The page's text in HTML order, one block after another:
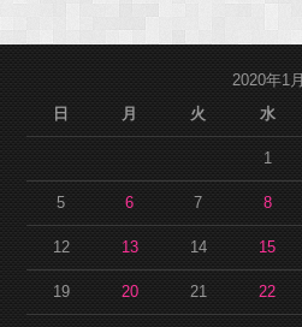
2020年1月
日
月 火 水
1
5 6 7 8
12 13 14 15
19 20 21 22